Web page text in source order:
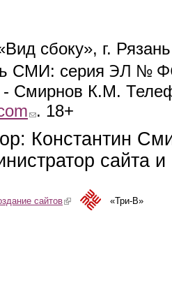
сбоку», г.
СМИ: серия ЭЛ №
- Смирнов К.М.
(link sends e-mail)
. 18+
Константин
сайта
сайтов(link is external)«Три-В»